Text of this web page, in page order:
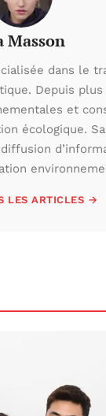
Masson
dans le
Depuis
et
écologique.
LES ARTICLES →